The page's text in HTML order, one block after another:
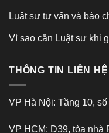
Luật sư tư vấn và bào
Vì sao cần Luật sư khi
THÔNG TIN LIÊN HỆ
VP Hà Nội: Tầng 10,
VP HCM: D39, tòa nhà